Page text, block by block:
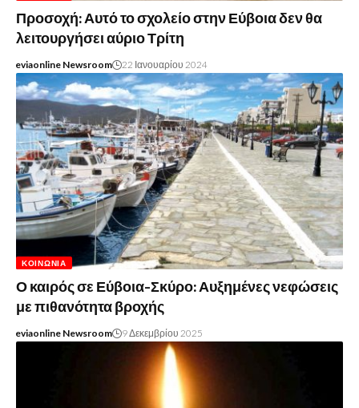
Προσοχή: Αυτό το σχολείο στην Εύβοια δεν θα
λειτουργήσει αύριο Τρίτη
eviaonline Newsroom 22 Ιανουαρίου 2024
ΚΟΙΝΩΝΊΑ
Ο καιρός σε Εύβοια-Σκύρο: Αυξημένες νεφώσεις
με πιθανότητα βροχής
eviaonline Newsroom 9 Δεκεμβρίου 2025